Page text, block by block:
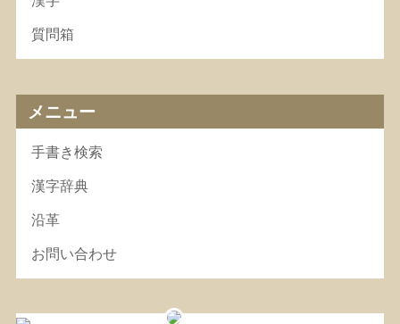
質問箱
メニュー
手書き検索
漢字辞典
沿革
お問い合わせ